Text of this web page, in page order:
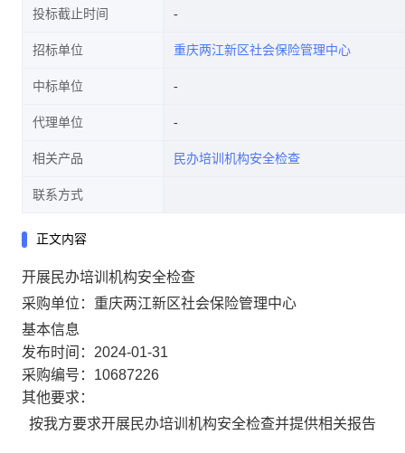
投标截止时间
招标单位 重庆两江新区社会保险管理中心
中标单位
代理单位
相关产品 民办培训机构安全检查
联系方式
正文内容
开展民办培训机构安全检查
采购单位：重庆两江新区社会保险管理中心
基本信息
发布时间：2024-01-31
采购编号：10687226
其他要求：
按我方要求开展民办培训机构安全检查并提供相关报告